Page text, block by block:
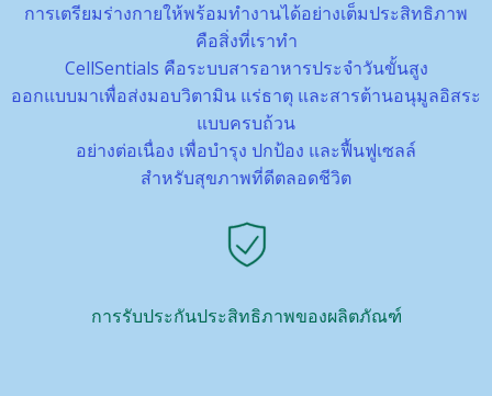
การเตรียมร่างกายให้พร้อมทำงานได้อย่างเต็มประสิทธิภาพ
คือสิ่งที่เราทำ
CellSentials คือระบบสารอาหารประจำวันขั้นสูง
ออกแบบมาเพื่อส่งมอบวิตามิน แร่ธาตุ และสารต้านอนุมูลอิสระ
แบบครบถ้วน
อย่างต่อเนื่อง เพื่อบำรุง ปกป้อง และฟื้นฟูเซลล์
สำหรับสุขภาพที่ดีตลอดชีวิต
การรับประกันประสิทธิภาพของผลิตภัณฑ์